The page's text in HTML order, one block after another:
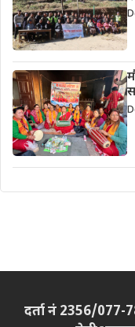
दर्ता नं 2356/077-